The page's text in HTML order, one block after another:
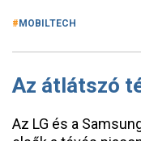
MOBILTECH
Az átlátszó
Az LG és a